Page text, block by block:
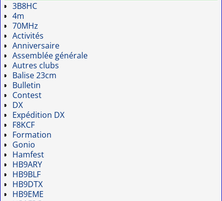
3B8HC
4m
70MHz
Activités
Anniversaire
Assemblée générale
Autres clubs
Balise 23cm
Bulletin
Contest
DX
Expédition DX
F8KCF
Formation
Gonio
Hamfest
HB9ARY
HB9BLF
HB9DTX
HB9EME